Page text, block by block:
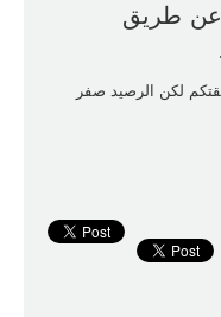
لقد قمت بشحن خط mifi عن طريق